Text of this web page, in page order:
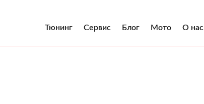
Тюнинг Сервис Блог Мото О нас